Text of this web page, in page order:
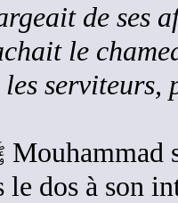
de ses
le
le dos à son